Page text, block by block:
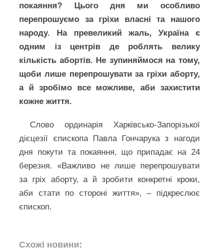
покаяння? Цього дня ми особливо
перепрошуємо за гріхи власні та нашого
народу. На превеликий жаль, Україна є
одним із центрів де роблять велику
кількість абортів. Не зупиняймося на тому,
щоби лише перепрошувати за гріхи аборту,
а й зробімо все можливе, аби захистити
кожне життя.
Слово ординарія Харківсько-Запорізької
дієцезії єпископа Павла Гончарука з нагоди
дня покути та покаяння, що припадає на 24
березня. «Важливо не лише перепрошувати
за гріх аборту, а й зробити конкретні кроки,
аби стати по стороні життя», – підкреслює
єпископ.
Схожі новини: